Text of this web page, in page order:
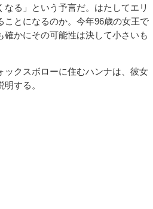
なる」という予言だ。はたしてエリ
ことになるのか。今年96歳の女王で
確かにその可能性は決して小さいも
クスボローに住むハンナは、彼女
する。